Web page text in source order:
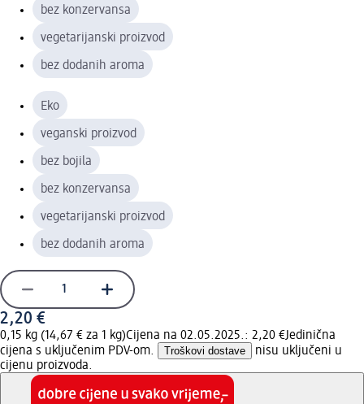
bez konzervansa
vegetarijanski proizvod
bez dodanih aroma
Eko
veganski proizvod
bez bojila
bez konzervansa
vegetarijanski proizvod
bez dodanih aroma
2,20 €
0,15 kg (14,67 € za 1 kg)Cijena na 02.05.2025.: 2,20 €Jedinična
cijena s uključenim PDV-om.
Troškovi dostave
nisu uključeni u
cijenu proizvoda.